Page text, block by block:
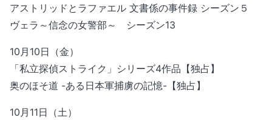
アストリッドとラファエル 文書係の事件録 シーズン５
ヴェラ～信念の女警部～ シーズン13
10月10日（金）
「私立探偵ストライク」シリーズ4作品【独占】
奥のほそ道 -ある日本軍捕虜の記憶-【独占】
10月11日（土）